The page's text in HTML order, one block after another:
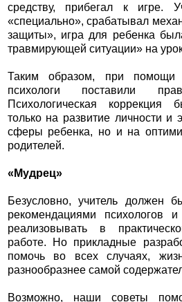
средству, прибегал к игре.
«специально», срабатывал
защиты», игра для ребенка
травмирующей ситуации» на
Таким образом, при помощи
психологи поставили
Психологическая
только на развитие личности и
сферы ребенка, но и на
родителей.
«Мудрец»
Безусловно, учитель должен
рекомендациями психологов
реализовывать в
работе. Но прикладные
помочь во всех случаях,
разнообразнее самой
Возможно, наши советы